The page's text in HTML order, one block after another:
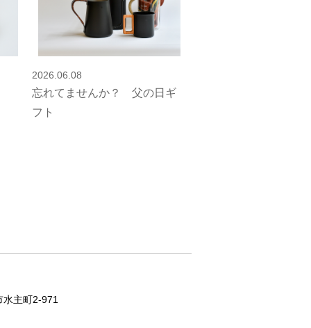
2026.06.08
忘れてませんか？ 父の日ギ
フト
水主町2-971